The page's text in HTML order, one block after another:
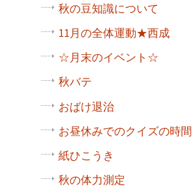
秋の豆知識について
11月の全体運動★西成
☆月末のイベント☆
秋バテ
おばけ退治
お昼休みでのクイズの時間
紙ひこうき
秋の体力測定